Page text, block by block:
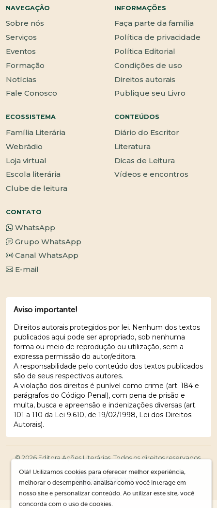
NAVEGAÇÃO
Sobre nós
Serviços
Eventos
Formação
Notícias
Fale Conosco
INFORMAÇÕES
Faça parte da família
Política de privacidade
Política Editorial
Condições de uso
Direitos autorais
Publique seu Livro
ECOSSISTEMA
Família Literária
Webrádio
Loja virtual
Escola literária
Clube de leitura
CONTEÚDOS
Diário do Escritor
Literatura
Dicas de Leitura
Vídeos e encontros
CONTATO
WhatsApp
Grupo WhatsApp
Canal WhatsApp
E-mail
Aviso importante!
Direitos autorais protegidos por lei. Nenhum dos textos
publicados aqui pode ser apropriado, sob nenhuma
forma ou meio de reprodução ou utilização, sem a
expressa permissão do autor/editora.
A responsabilidade pelo conteúdo dos textos publicados
são de seus respectivos autores.
A violação dos direitos é punível como crime (art. 184 e
parágrafos do Código Penal), com pena de prisão e
multa, busca e apreensão e indenizações diversas (art.
101 a 110 da Lei 9.610, de 19/02/1998, Lei dos Direitos
Autorais).
© 2026 Editora Ações Literárias. Todos os direitos reservados.
Olá! Utilizamos cookies para oferecer melhor experiência,
melhorar o desempenho, analisar como você interage em
nosso site e personalizar conteúdo. Ao utilizar este site, você
concorda com o uso de cookies.